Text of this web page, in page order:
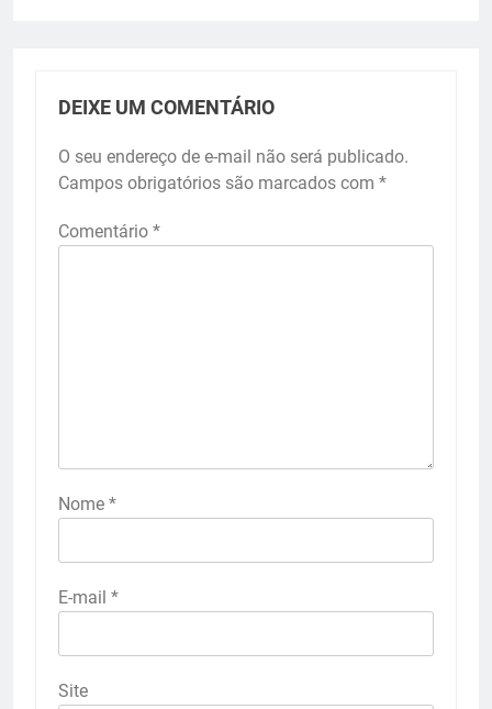
DEIXE UM COMENTÁRIO
O seu endereço de e-mail não será publicado.
Campos obrigatórios são marcados com *
Comentário *
Nome *
E-mail *
Site